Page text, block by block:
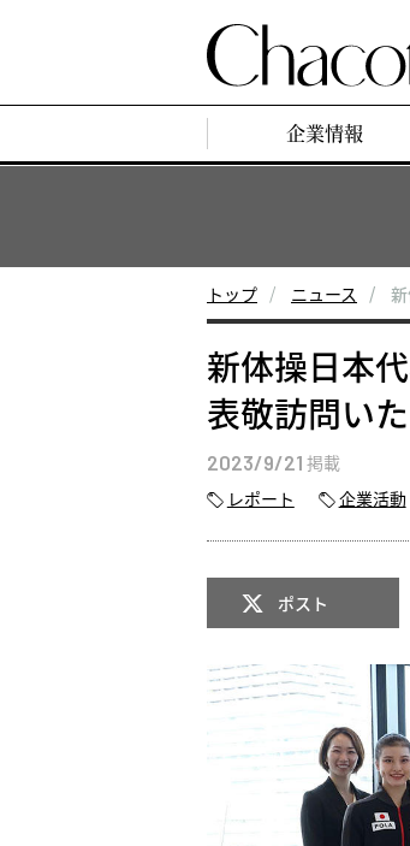
企業情報
トップ ニュース
新体操日本
表敬訪問い
2023/9/21 掲載
レポート
企業活動
ポスト